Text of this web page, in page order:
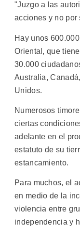
"Juzgo a las
acciones y no por
Hay unos
Oriental, que
30.000
Australia,
Unidos.
Numerosos
ciertas
adelante en el
estatuto de su
estancamiento.
Para muchos, el
en medio de la
violencia entre
independencia y